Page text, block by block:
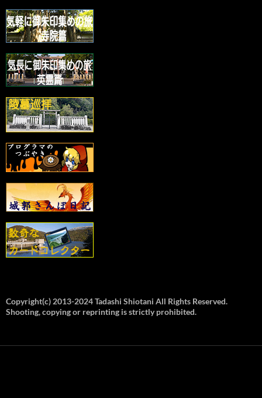
Copyright(c) 2013-2024 Tadashi Shiotani All Rights Reserved.
Shooting, copying or reprinting is strictly prohibited.